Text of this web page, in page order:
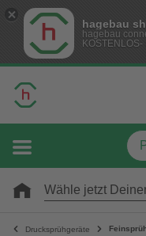
hagebau
hagebau
Wähle jetzt
Drucksprühgeräte